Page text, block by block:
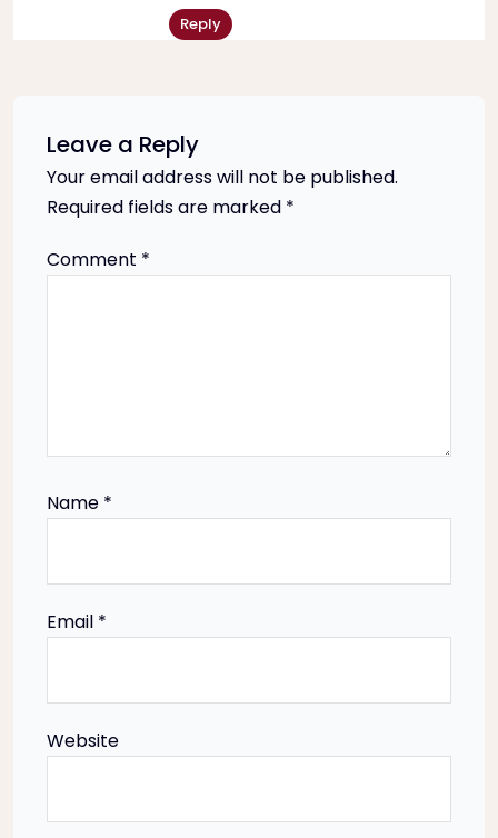
Reply
Leave a Reply
Your email address will not be published.
Required fields are marked *
Comment *
Name *
Email *
Website